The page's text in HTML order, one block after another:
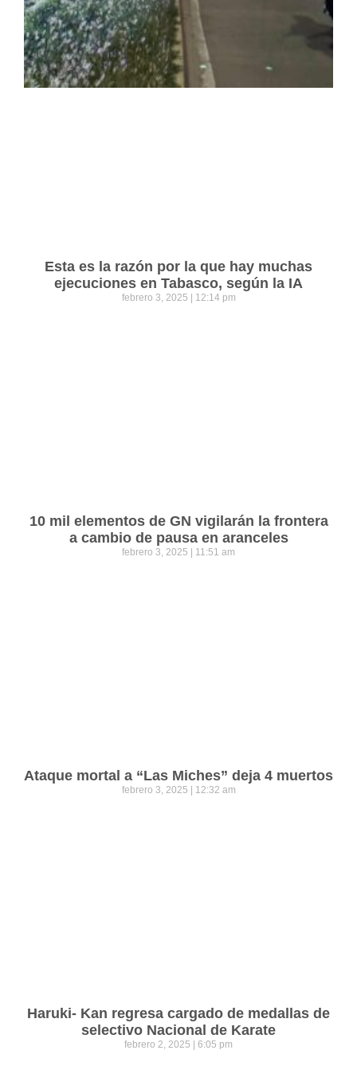
Esta es la razón por la que hay muchas
ejecuciones en Tabasco, según la IA
febrero 3, 2025 12:14 pm
10 mil elementos de GN vigilarán la frontera
a cambio de pausa en aranceles
febrero 3, 2025 11:51 am
Ataque mortal a “Las Miches” deja 4 muertos
febrero 3, 2025 12:32 am
Haruki- Kan regresa cargado de medallas de
selectivo Nacional de Karate
febrero 2, 2025 6:05 pm